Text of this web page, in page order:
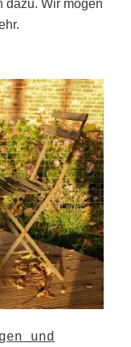
dazu. Wir mögen
und